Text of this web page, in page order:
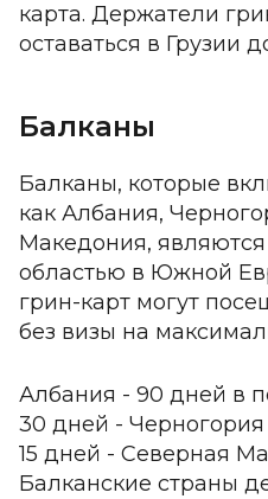
карта. Держатели
оставаться в Грузии
Балканы
Балканы, которые
как Албания,
Македония,
областью в Южной
грин-карт могут
без визы на
Албания - 90 дней в
30 дней - Черногория
15 дней - Северная
Балканские страны